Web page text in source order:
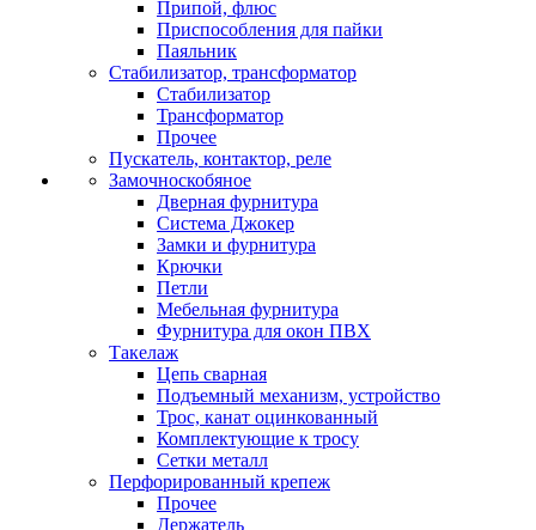
Припой, флюс
Приспособления для пайки
Паяльник
Стабилизатор, трансформатор
Стабилизатор
Трансформатор
Прочее
Пускатель, контактор, реле
Замочноскобяное
Дверная фурнитура
Система Джокер
Замки и фурнитура
Крючки
Петли
Мебельная фурнитура
Фурнитура для окон ПВХ
Такелаж
Цепь сварная
Подъемный механизм, устройство
Трос, канат оцинкованный
Комплектующие к тросу
Сетки металл
Перфорированный крепеж
Прочее
Держатель